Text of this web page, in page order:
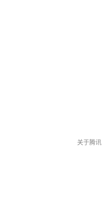
关于腾讯